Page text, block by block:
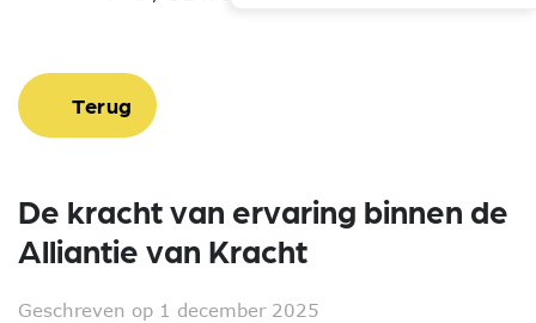
Terug
De kracht van ervaring binnen de
Alliantie van Kracht
Geschreven op 1 december 2025